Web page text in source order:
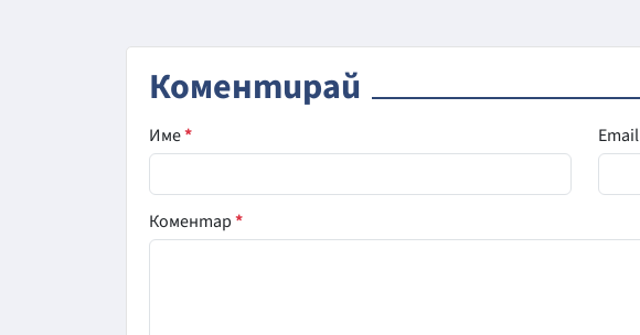
Коментирай
Име* Email
Коментар*